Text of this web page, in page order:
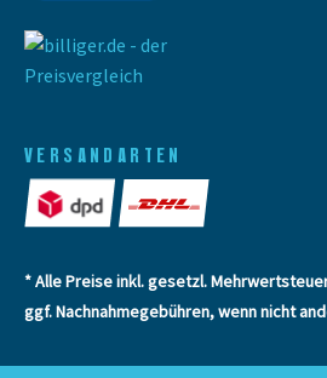
VERSANDARTEN
* Alle Preise inkl. gesetzl.
ggf. Nachnahmegebühren, wenn nicht